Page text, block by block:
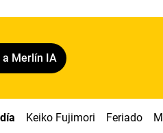
Merlín IA
Keiko Fujimori Feriado